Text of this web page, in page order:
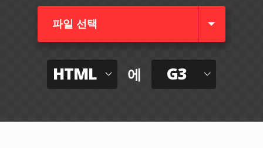
파일 선택
HTML 에 G3